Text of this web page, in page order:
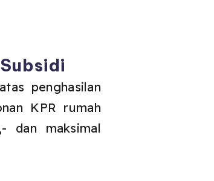
penghasilan
KPR rumah
dan maksimal